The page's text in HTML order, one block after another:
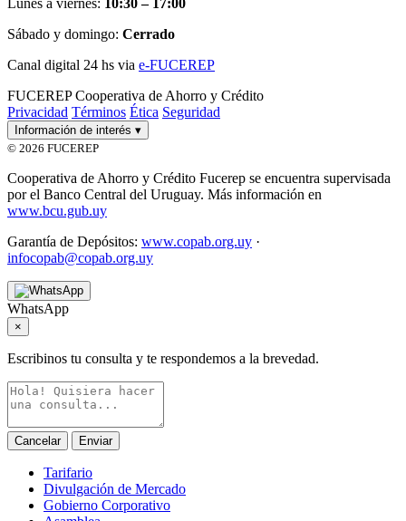
Lunes a viernes: 10:30 – 17:00
Sábado y domingo: Cerrado
Canal digital 24 hs via e-FUCEREP
FUCEREP Cooperativa de Ahorro y Crédito
Privacidad Términos Ética Seguridad
Información de interés ▾
© 2026 FUCEREP
Cooperativa de Ahorro y Crédito Fucerep se encuentra supervisada
por el Banco Central del Uruguay. Más información en
www.bcu.gub.uy
Garantía de Depósitos: www.copab.org.uy ·
infocopab@copab.org.uy
WhatsApp
×
Escribinos tu consulta y te respondemos a la brevedad.
Cancelar Enviar
Tarifario
Divulgación de Mercado
Gobierno Corporativo